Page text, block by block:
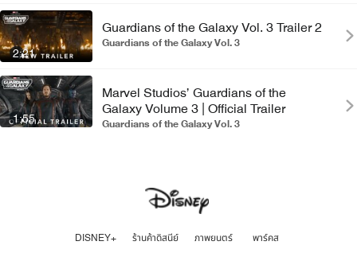
2:21
Guardians of the Galaxy Vol. 3 Trailer 2
Guardians of the Galaxy Vol. 3
1:55
Marvel Studios’ Guardians of the
Galaxy Volume 3 | Official Trailer
Guardians of the Galaxy Vol. 3
DISNEY+ ร้านค้าดิสนีย์ ภาพยนตร์ พาร์คส